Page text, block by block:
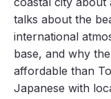
talks about the
international
base, and why
affordable than
Japanese with